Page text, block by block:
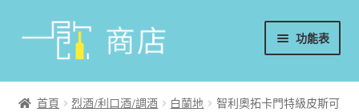
功能表
首頁
首頁 烈酒/利口酒/調酒 白蘭地
智利奧拓卡門特級皮斯可